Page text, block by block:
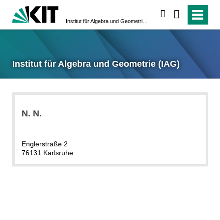
Institut für Algebra und Geometrie (IAG)
N. N.
Englerstraße 2
76131 Karlsruhe